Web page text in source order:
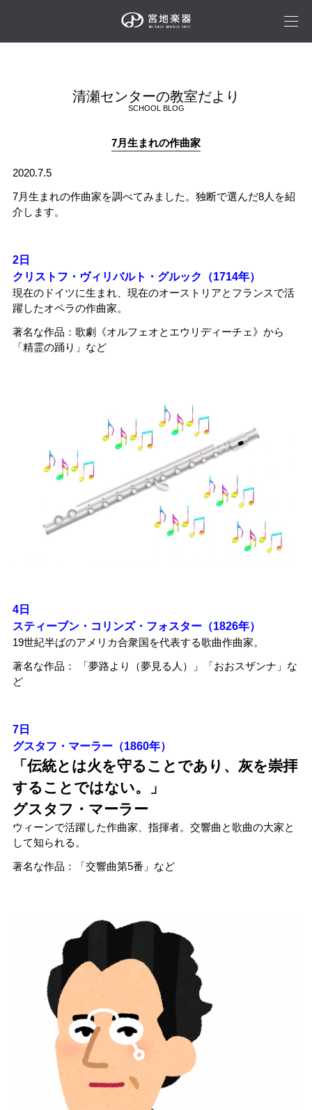
清瀬センターの教室だより
SCHOOL BLOG
7月生まれの作曲家
2020.7.5
7月生まれの作曲家を調べてみました。独断で選んだ8人を紹
介します。
2日
クリストフ・ヴィリバルト・グルック（1714年）
現在のドイツに生まれ、現在のオーストリアとフランスで活
躍したオペラの作曲家。
著名な作品：歌劇《オルフェオとエウリディーチェ》から
「精霊の踊り」など
4日
スティーブン・コリンズ・フォスター（1826年）
19世紀半ばのアメリカ合衆国を代表する歌曲作曲家。
著名な作品： 「夢路より（夢見る人）」「おおスザンナ」な
ど
7日
グスタフ・マーラー（1860年）
「伝統とは火を守ることであり、灰を崇拝
することではない。」
グスタフ・マーラー
ウィーンで活躍した作曲家、指揮者。交響曲と歌曲の大家と
して知られる。
著名な作品：「交響曲第5番」など